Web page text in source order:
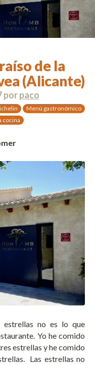
de la
(Alicante)
porpaco
Menú gastronómico
cocina
estrellas no es lo que
Yo he comido
estrellas y he comido
Las estrellas no